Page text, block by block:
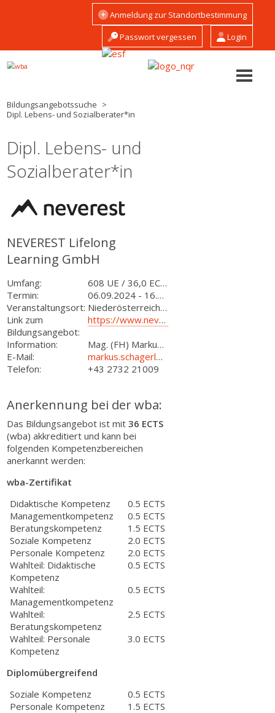
HauptnavigationAnmeldung zur Standortbestimmung
Passwort vergessen
Login
Bildungsangebotssuche
Dipl. Lebens- und Sozialberater*in
Dipl. Lebens- und
Sozialberater*in
NEVEREST Lifelong
Learning GmbH
Umfang:
608 UE / 36,0 ECTS (wba)
Termin:
06.09.2024- 16.01.2027
Veranstaltungsort:
Niederösterreich, Raum Krems
Link zum
Bildungsangebot:
https://www.neverest.at/akademie/ausbildung-weiterbildung/lebens-und-sozialbera…
Information:
Mag. (FH) Markus Frank-Schagerl
E-Mail:
markus.schagerl@neverest.at
Telefon:
+43 2732 21009
Anerkennung bei der wba:
Das Bildungsangebot ist mit36 ECTS
(wba) akkreditiert und kann bei
folgenden Kompetenzbereichen
anerkannt werden:
wba-Zertifikat
Didaktische Kompetenz
0.5 ECTS
Managementkompetenz
0.5 ECTS
Beratungskompetenz
1.5 ECTS
Soziale Kompetenz
2.0 ECTS
Personale Kompetenz
2.0 ECTS
Wahlteil: Didaktische
Kompetenz
0.5 ECTS
Wahlteil:
Managementkompetenz
0.5 ECTS
Wahlteil:
Beratungskompetenz
2.5 ECTS
Wahlteil: Personale
Kompetenz
3.0 ECTS
Diplomübergreifend
Soziale Kompetenz
0.5 ECTS
Personale Kompetenz
1.5 ECTS